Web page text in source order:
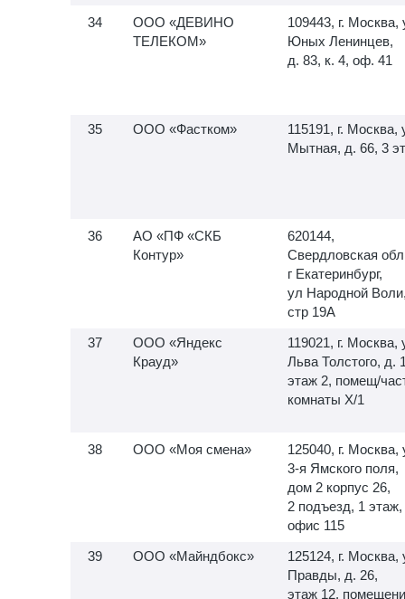
ООО «ДЕВИНО
ТЕЛЕКОМ»
109443, г. Москва,
Юных Ленинцев,
д. 83, к. 4, оф. 41
ООО «Фастком»
115191, г. Москва,
Мытная, д. 66, 3
АО «ПФ «СКБ
Контур»
620144,
Свердловская
г Екатеринбург,
ул Народной
стр 19А
ООО «Яндекс
Крауд»
119021, г. Москва,
Льва Толстого, д.
этаж 2, помещ/
комнаты X/1
ООО «Моя смена»
125040, г. Москва,
3-я Ямского поля,
дом 2 корпус 26,
2 подъезд, 1 этаж,
офис 115
ООО «Майндбокс»
125124, г. Москва,
Правды, д. 26,
этаж 12,